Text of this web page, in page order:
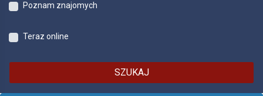
Poznam znajomych
Teraz online
SZUKAJ